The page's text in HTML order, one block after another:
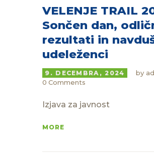
VELENJE TRAIL
Sončen dan,
rezultati in
udeleženci
9. DECEMBRA, 2024 by
0 Comments
Izjava za javnost
MORE